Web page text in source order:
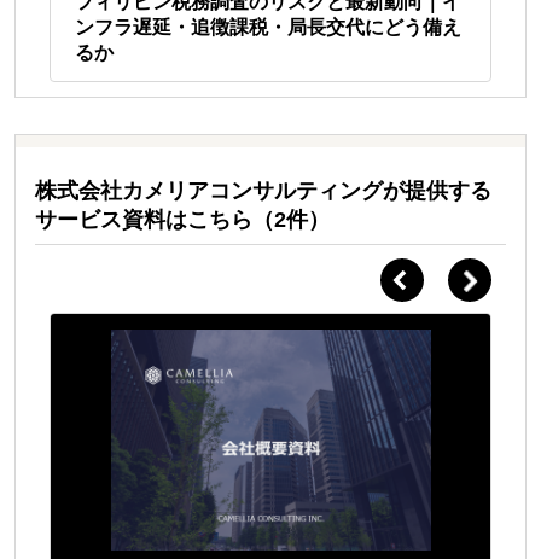
ンフラ遅延・追徴課税・局長交代にどう備え
るか
株式会社カメリアコンサルティングが提供する
サービス資料はこちら（2件）